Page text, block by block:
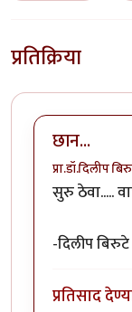
प्रतिक्रिया
छान...
प्रा.डॉ.दिलीप
सुरु ठेवा.....
-दिलीप बिरुटे
प्रतिसाद